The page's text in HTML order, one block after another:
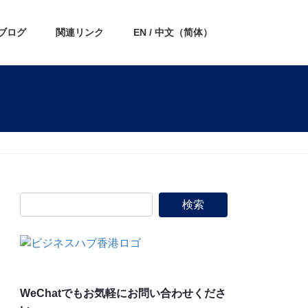
ログ 関連リンク EN / 中文（简体）
WeChatでもお気軽にお問い合わせくださ